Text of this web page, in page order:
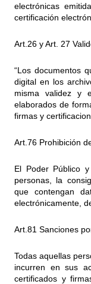
electrónicas
certificación
Art.26 y Art. 27
“Los documentos
digital en los
misma validez y
elaborados de
firmas y
Art.76 Prohibición
El Poder Público
personas, la
que contengan
electrónicamente,
Art.81 Sanciones
Todas aquellas
incurren en sus
certificados y